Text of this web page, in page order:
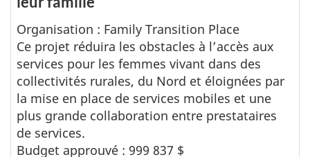
e
c
h
e
r
Organisation : Family Transition Place
Ce projet réduira les obstacles à l’accès aux
services pour les femmes vivant dans des
collectivités rurales, du Nord et éloignées par
la mise en place de services mobiles et une
plus grande collaboration entre prestataires
de services.
Budget approuvé : 999 837 $